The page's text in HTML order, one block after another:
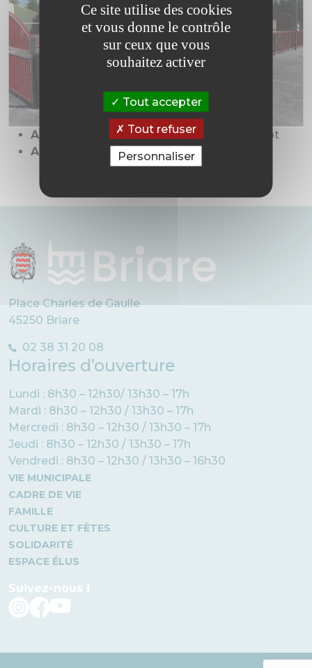
A l’arrière du gymnase :basket, hand, foot
Apporter son ballon
Place Charles de Gaulle
45250 Briare
02 38 31 20 08
Horaires d’ouverture
Lundi : 8h30 – 12h30/ 13h30 – 17h
Mardi : 8h30 – 12h30 / 13h30 – 17h
Mercredi : 8h30 – 12h30 / 13h30 – 17h
Jeudi : 8h30 – 12h30 / 13h30 – 17h
Vendredi : 8h30 – 12h30 / 13h30 – 16h30
VIE MUNICIPALE
CADRE DE VIE
FAMILLE
CULTURE ET FÊTES
SOLIDARITÉ
ESPACE ÉLUS
Suivez-nous !
Ce site utilise des cookies
et vous donne le contrôle
sur ceux que vous
souhaitez activer
Tout accepter
Tout refuser
Personnaliser